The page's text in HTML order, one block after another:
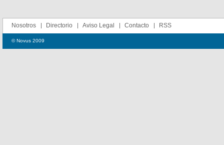
Nosotros Directorio Aviso Legal Contacto RSS
© Novus 2009